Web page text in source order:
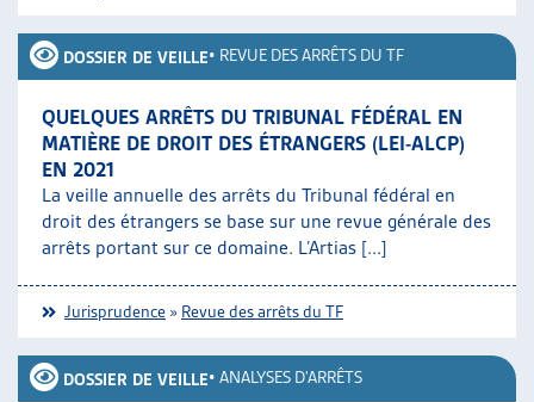
DOSSIER DE VEILLE• REVUE DES ARRÊTS DU TF
QUELQUES ARRÊTS DU TRIBUNAL FÉDÉRAL EN
MATIÈRE DE DROIT DES ÉTRANGERS (LEI-ALCP)
EN 2021
La veille annuelle des arrêts du Tribunal fédéral en
droit des étrangers se base sur une revue générale des
arrêts portant sur ce domaine. L’Artias [...]
Jurisprudence » Revue des arrêts du TF
DOSSIER DE VEILLE• ANALYSES D'ARRÊTS